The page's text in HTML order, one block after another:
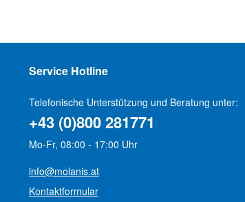
Service Hotline
Telefonische Unterstützung und Beratung unter:
+43 (0)800 281771
Mo-Fr, 08:00 - 17:00 Uhr
info@molanis.at
Kontaktformular